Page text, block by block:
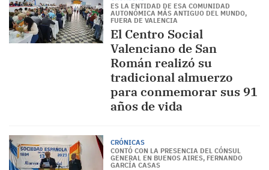
ES LA ENTIDAD DE ESA COMUNIDAD
AUTONÓMICA MÁS ANTIGUO DEL MUNDO,
FUERA DE VALENCIA
El Centro Social
Valenciano de San
Román realizó su
tradicional almuerzo
para conmemorar sus 91
años de vida
CRÓNICAS
CONTÓ CON LA PRESENCIA DEL CÓNSUL
GENERAL EN BUENOS AIRES, FERNANDO
GARCÍA CASAS